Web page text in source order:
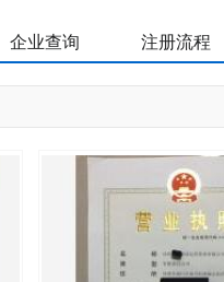
企业查询 注册流程